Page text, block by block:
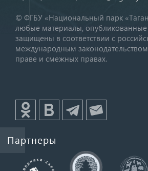
© ФГБУ «Национальный парк
любые материалы, опубликованные
защищены в соответствии с
международным
праве и смежных правах.
Партнеры